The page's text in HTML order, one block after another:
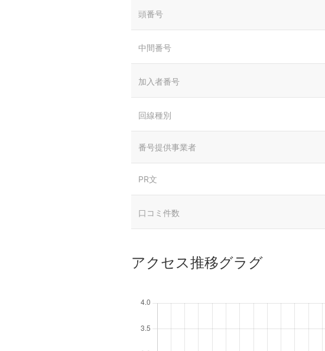
頭番号
中間番号
加入者番号
回線種別
番号提供事業者
PR文
口コミ件数
アクセス推移グラグ